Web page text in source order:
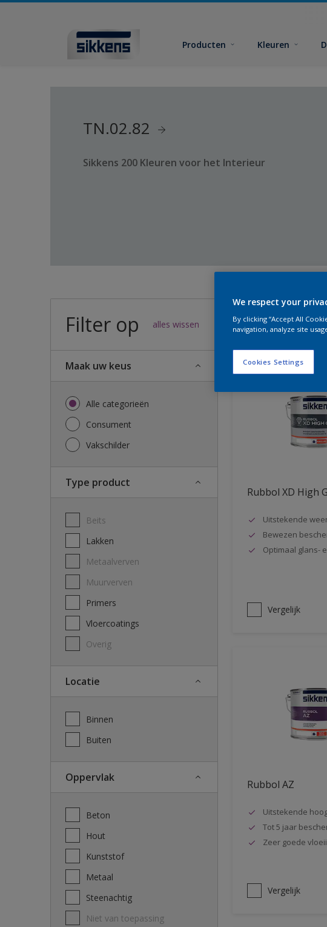
Producten Kleuren
TN.02.82
Sikkens 200 Kleuren voor het Interieur
Filter op alles wissen
Maak uw keus
Alle categorieën
Consument
Vakschilder
Type product
Beits
Lakken
Metaalverven
Muurverven
Primers
Vloercoatings
Overig
Locatie
Binnen
Buiten
Oppervlak
Beton
Hout
Kunststof
Metaal
Steenachtig
Niet van toepassing
25resultaten voor jou
Rubbol XD High
Uitstekende
Bewezen
Optimaal glans-
Vergelijk
Rubbol AZ
Uitstekende
Tot 5 jaar
Zeer goede
Vergelijk
We respect your
By clicking “Accept All
navigation, analyze site
Cookies Settings